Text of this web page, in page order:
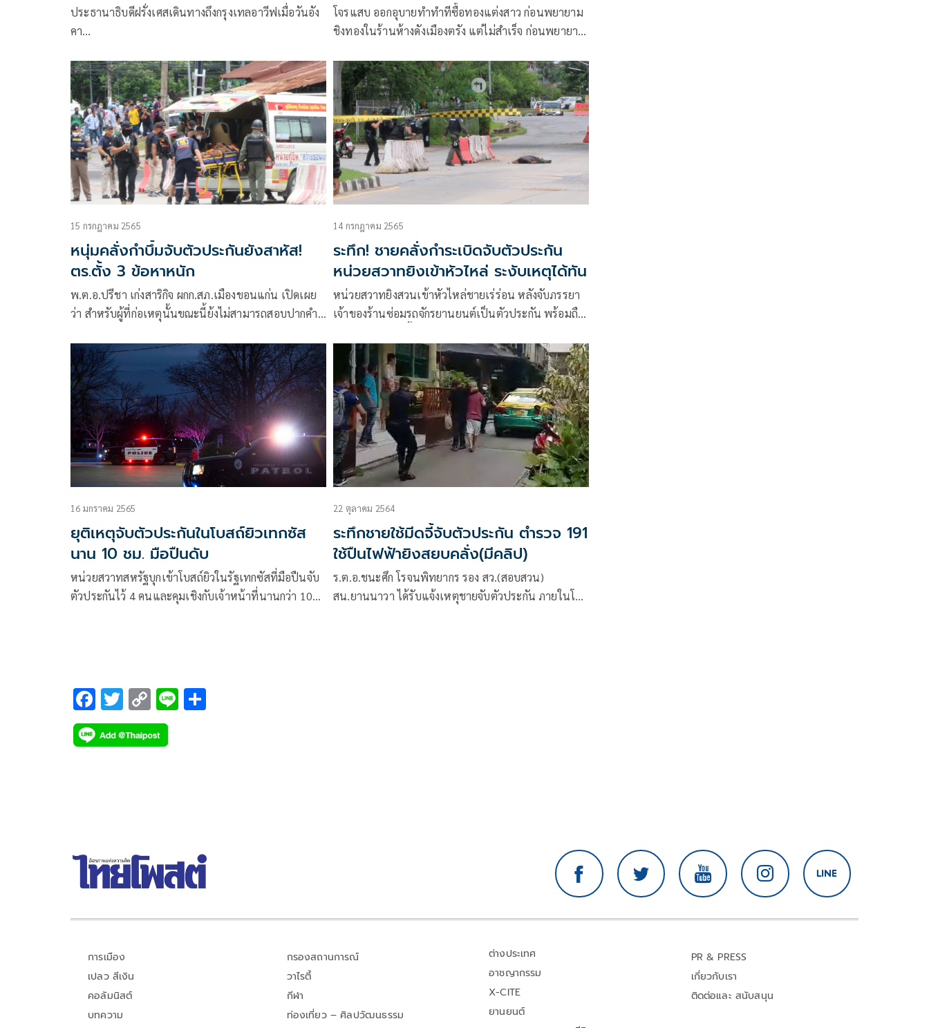
ประธานาธิบดีฝรั่งเศสเดินทางถึงกรุงเทลอาวีฟเมื่อวันอัง
คา…
โจรแสบ ออกอุบายทำทำทีซื้อทองแต่งสาว ก่อนพยายาม
ชิงทองในร้านห้างดังเมืองตรัง แต่ไม่สำเร็จ ก่อนพยายาม
15 กรกฎาคม 2565
หนุ่มคลั่งกำบึ้มจับตัวประกันยังสาหัส!
ตร.ตั้ง 3 ข้อหาหนัก
พ.ต.อ.ปรีชา เก่งสาริกิจ ผกก.สภ.เมืองขอนแก่น เปิดเผย
ว่า สำหรับผู้ที่ก่อเหตุนั้นขณะนี้ย้งไม่สามารถสอบปากคำผู้
หายใจ
14 กรกฎาคม 2565
ระทึก! ชายคลั่งกำระเบิดจับตัวประกัน
หน่วยสวาทยิงเข้าหัวไหล่ ระงับเหตุได้ทัน
หน่วยสวาทยิงสวนเข้าหัวไหล่ชายเร่ร่อน หลังจับภรรยา
เจ้าของร้านซ่อมรถจักรยานยนต์เป็นตัวประกัน พร้อมถือ
ปลอดภัย
16 มกราคม 2565
ยุติเหตุจับตัวประกันในโบสถ์ยิวเทกซัส
นาน 10 ชม. มือปืนดับ
หน่วยสวาทสหรัฐบุกเข้าโบสถ์ยิวในรัฐเทกซัสที่มือปืนจับ
ตัวประกันไว้ 4 คนและคุมเชิงกับเจ้าหน้าที่นานกว่า 10
22 ตุลาคม 2564
ระทึกชายใช้มีดจี้จับตัวประกัน ตำรวจ 191
ใช้ปืนไฟฟ้ายิงสยบคลั่ง(มีคลิป)
ร.ต.อ.ชนะศึก โรจนพิทยากร รอง สว.(สอบสวน)​
สน.ยานนาวา ได้รับแจ้งเหตุชายจับตัวประกัน ภายในโรง
F
ac
e
T
wi
tt
C
o
p
Li
การเมือง
เปลว สีเงิน
คอลัมนิสต์
บทความ
กรองสถานการณ์
วาไรตี้
กีฬา
ท่องเที่ยว – ศิลปวัฒนธรรม
ต่างประเทศ
อาชญากรรม
X-CITE
ยานยนต์
PR & PRESS
เกี่ยวกับเรา
ติดต่อและ สนับสนุน